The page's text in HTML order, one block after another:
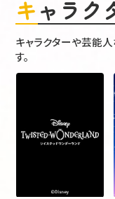
キャラ
キャラクターや芸能
す。